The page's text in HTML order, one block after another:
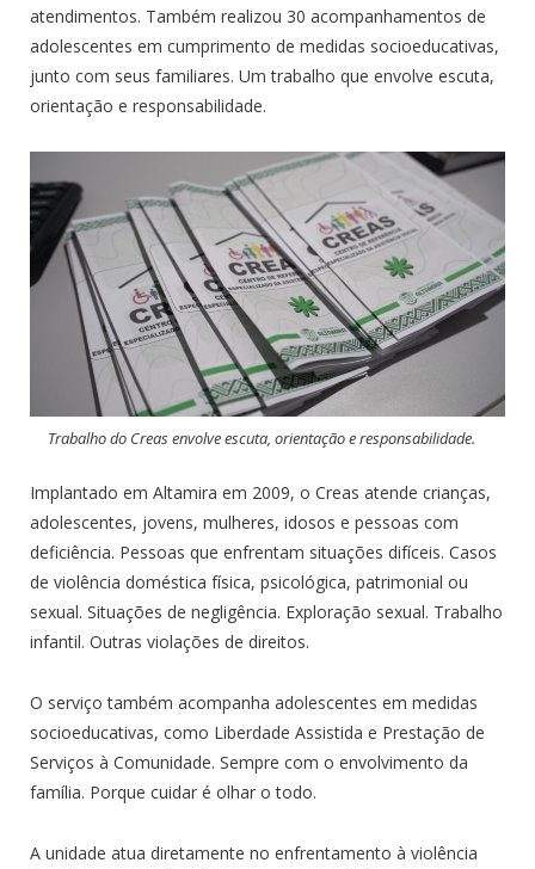
atendimentos. Também realizou 30 acompanhamentos de
adolescentes em cumprimento de medidas socioeducativas,
junto com seus familiares. Um trabalho que envolve escuta,
orientação e responsabilidade.
Trabalho do Creas envolve escuta, orientação e responsabilidade.
Implantado em Altamira em 2009, o Creas atende crianças,
adolescentes, jovens, mulheres, idosos e pessoas com
deficiência. Pessoas que enfrentam situações difíceis. Casos
de violência doméstica física, psicológica, patrimonial ou
sexual. Situações de negligência. Exploração sexual. Trabalho
infantil. Outras violações de direitos.
O serviço também acompanha adolescentes em medidas
socioeducativas, como Liberdade Assistida e Prestação de
Serviços à Comunidade. Sempre com o envolvimento da
família. Porque cuidar é olhar o todo.
A unidade atua diretamente no enfrentamento à violência